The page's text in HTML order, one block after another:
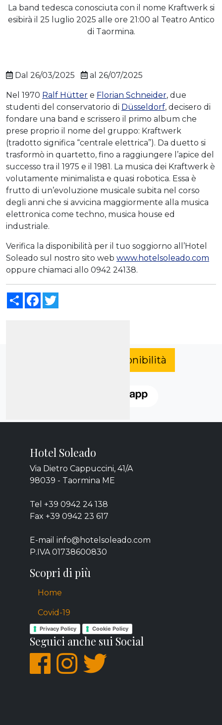
La band tedesca conosciuta con il nome Kraftwerk si
esibirà il 25 luglio 2025 alle ore 21:00 al Teatro Antico
di Taormina.
Dal 26/03/2025 al 26/07/2025
Nel 1970 Ralf Hütter e Florian Schneider, due
studenti del conservatorio di Düsseldorf, decisero di
fondare una band e scrissero il primo album che
prese proprio il nome del gruppo: Kraftwerk
(tradotto significa “centrale elettrica”). Da duetto si
trasformò in quartetto, fino a raggiungere l’apice del
successo tra il 1975 e il 1981. La musica dei Kraftwerk è
volutamente minimalista e quasi robotica. Essa è
frutto di un’evoluzione musicale subita nel corso
degli anni che si avvicina maggiormente alla musica
elettronica come techno, musica house ed
industriale.
Verifica la disponibilità per il tuo soggiorno all’Hotel
Soleado sul nostro sito web www.hotelsoleado.com
oppure chiamaci allo 0942 24138.
ShareFacebook
Verifica disponibilità
Hotel Soleado
Via Dietro Cappuccini, 41/A
98039 - Taormina ME
Tel +39 0942 24 138
Fax +39 0942 23 617
E-mail info@hotelsoleado.com
P.IVA 01738600830
Scopri di più
Home
Covid-19
Privacy Policy Cookie Policy
Seguici anche sui Social